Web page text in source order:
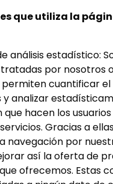
que utiliza la
análisis estadístico:
tratadas por nosotros
cuantificar el
y analizar
que hacen los
Gracias a
navegación por
así la oferta de
ofrecemos. Estas